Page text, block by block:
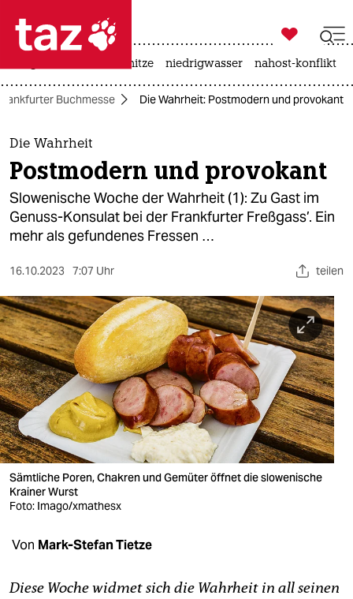
 taz zahl ich
taz zahl ich
themen
politik
öko
gesellschaft
sport
berlin
nord
wahrheit
verlag
verlag
shop
fragen & hilfe

taz zahl ich
hitze niedrigwasser nahost-konflikt
Buchmesse Die Wahrheit: Postmodern und provokant
Die Wahrheit
Postmodern und provokant
Slowenische Woche der Wahrheit (1): Zu Gast im
Genuss-Konsulat bei der Frankfurter Freßgass’. Ein
mehr als gefundenes Fressen …
16.10.2023 7:07 Uhr teilen
Sämtliche Poren, Chakren und Gemüter öffnet die slowenische
Krainer Wurst
Foto: Imago/xmathesx
Von Mark-Stefan Tietze
Diese Woche widmet sich die Wahrheit in all seinen